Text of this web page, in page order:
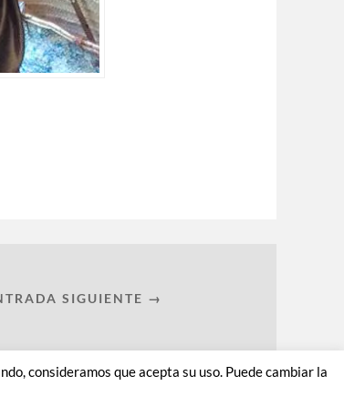
SIGUIENTE →
consideramos que acepta su uso. Puede cambiar la